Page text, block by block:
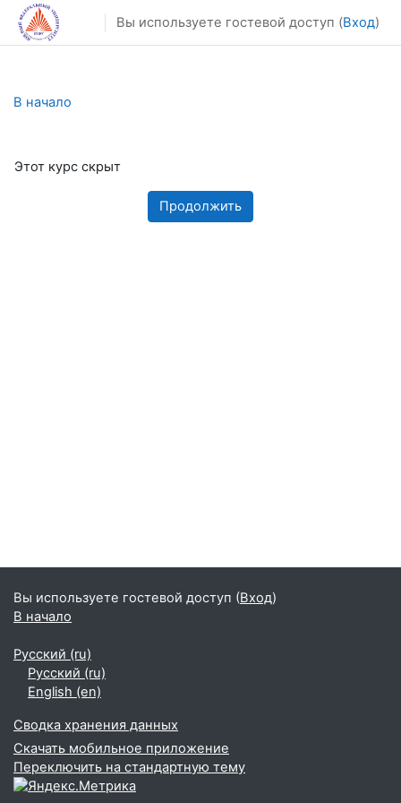
Перейти к основному содержанию
Вы используете гостевой доступ (Вход)
В начало
Этот курс скрыт
Продолжить
Вы используете гостевой доступ (Вход)
В начало
Русский ‎(ru)‎
Русский ‎(ru)‎
English ‎(en)‎
Сводка хранения данных
Скачать мобильное приложение
Переключить на стандартную тему